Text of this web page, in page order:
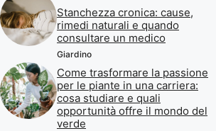
Stanchezza cronica: cause,
rimedi naturali e quando
consultare un medico
Giardino
Come trasformare la passione
per le piante in una carriera:
cosa studiare e quali
opportunità offre il mondo del
verde